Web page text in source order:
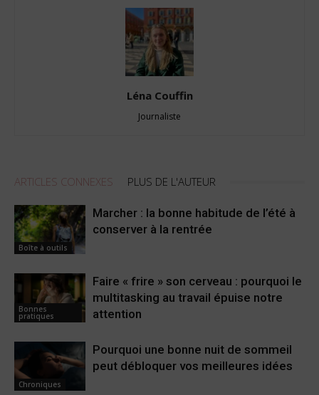
Léna Couffin
Journaliste
ARTICLES CONNEXES PLUS DE L'AUTEUR
Boîte à outils
Marcher : la bonne habitude de l’été à
conserver à la rentrée
Bonnes
pratiques
Faire « frire » son cerveau : pourquoi le
multitasking au travail épuise notre
attention
Chroniques
Pourquoi une bonne nuit de sommeil
peut débloquer vos meilleures idées